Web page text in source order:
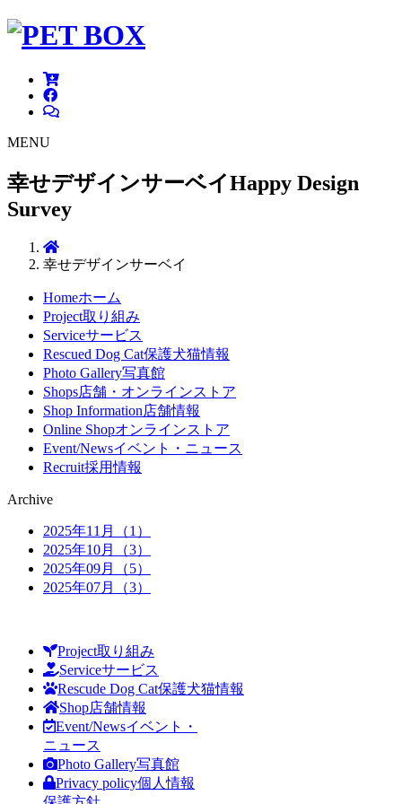
MENU
幸せデザインサーベイHappy Design
Survey
幸せデザインサーベイ
Homeホーム
Project取り組み
Serviceサービス
Rescued Dog Cat保護犬猫情報
Photo Gallery写真館
Shops店舗・オンラインストア
Shop Information店舗情報
Online Shopオンラインストア
Event/Newsイベント・ニュース
Recruit採用情報
Archive
2025年11月（1）
2025年10月（3）
2025年09月（5）
2025年07月（3）
Project取り組み
Serviceサービス
Rescude Dog Cat保護犬猫情報
Shop店舗情報
Event/Newsイベント・
ニュース
Photo Gallery写真館
Privacy policy個人情報